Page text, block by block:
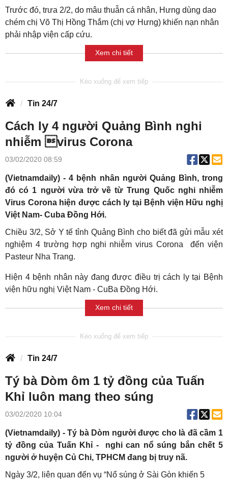
Trước đó, trưa 2/2, do mâu thuẫn cá nhân, Hưng dùng dao
chém chị Võ Thị Hồng Thắm (chị vợ Hưng) khiến nạn nhân
phải nhập viện cấp cứu.
Xem chi tiết
Tin 24/7
Cách ly 4 người Quảng Bình nghi
nhiễm virus Corona
03/02/2020 08:59
(Vietnamdaily) - 4 bệnh nhân người Quảng Bình, trong
đó có 1 người vừa trở về từ Trung Quốc nghi nhiễm
Virus Corona hiện được cách ly tại Bệnh viện Hữu nghị
Việt Nam- Cuba Đồng Hới.
Chiều 3/2, Sở Y tế tỉnh Quảng Bình cho biết đã gửi mẫu xét
nghiệm 4 trường hợp nghi nhiễm virus Corona đến viện
Pasteur Nha Trang.
Hiện 4 bệnh nhân này đang được điều trị cách ly tại Bệnh
viện hữu nghị Việt Nam - CuBa Đồng Hới.
Xem chi tiết
Tin 24/7
Tý bà Dòm ôm 1 tỷ đồng của Tuấn
Khỉ luôn mang theo súng
03/02/2020 10:04
(Vietnamdaily) - Tý bà Dòm người được cho là đã cầm 1
tỷ đồng của Tuấn Khỉ - nghi can nổ súng bắn chết 5
người ở huyện Củ Chi, TPHCM đang bị truy nã.
Ngày 3/2, liên quan đến vụ “Nổ súng ở Sài Gòn khiến 5